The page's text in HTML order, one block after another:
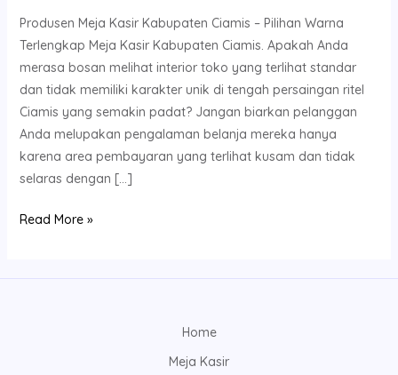
Produsen Meja Kasir Kabupaten Ciamis – Pilihan Warna
Terlengkap Meja Kasir Kabupaten Ciamis. Apakah Anda
merasa bosan melihat interior toko yang terlihat standar
dan tidak memiliki karakter unik di tengah persaingan ritel
Ciamis yang semakin padat? Jangan biarkan pelanggan
Anda melupakan pengalaman belanja mereka hanya
karena area pembayaran yang terlihat kusam dan tidak
selaras dengan […]
Read More »
Home
Meja Kasir